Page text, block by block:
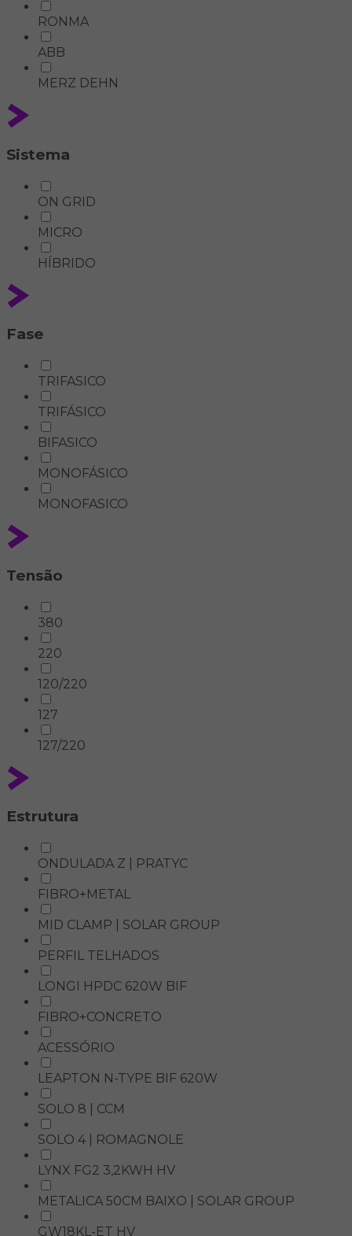
RONMA
ABB
MERZ DEHN
Sistema
ON GRID
MICRO
HÍBRIDO
Fase
TRIFASICO
TRIFÁSICO
BIFASICO
MONOFÁSICO
MONOFASICO
Tensão
380
220
120/220
127
127/220
Estrutura
ONDULADA Z | PRATYC
FIBRO+METAL
MID CLAMP | SOLAR GROUP
PERFIL TELHADOS
LONGI HPDC 620W BIF
FIBRO+CONCRETO
ACESSÓRIO
LEAPTON N-TYPE BIF 620W
SOLO 8 | CCM
SOLO 4 | ROMAGNOLE
LYNX FG2 3,2KWH HV
METALICA 50CM BAIXO | SOLAR GROUP
GW18KL-ET HV